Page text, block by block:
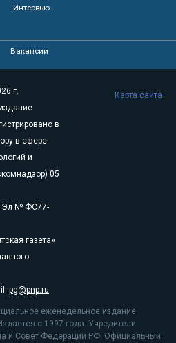
Интервью
Вакансии
г.
в
в сфере
и
05
Эл № ФС77-
газета»
pg@pnp.ru
еженедельное издание
с 1997 года. Учредители
и Совет Федерации РФ. Официальный
Карта сайта